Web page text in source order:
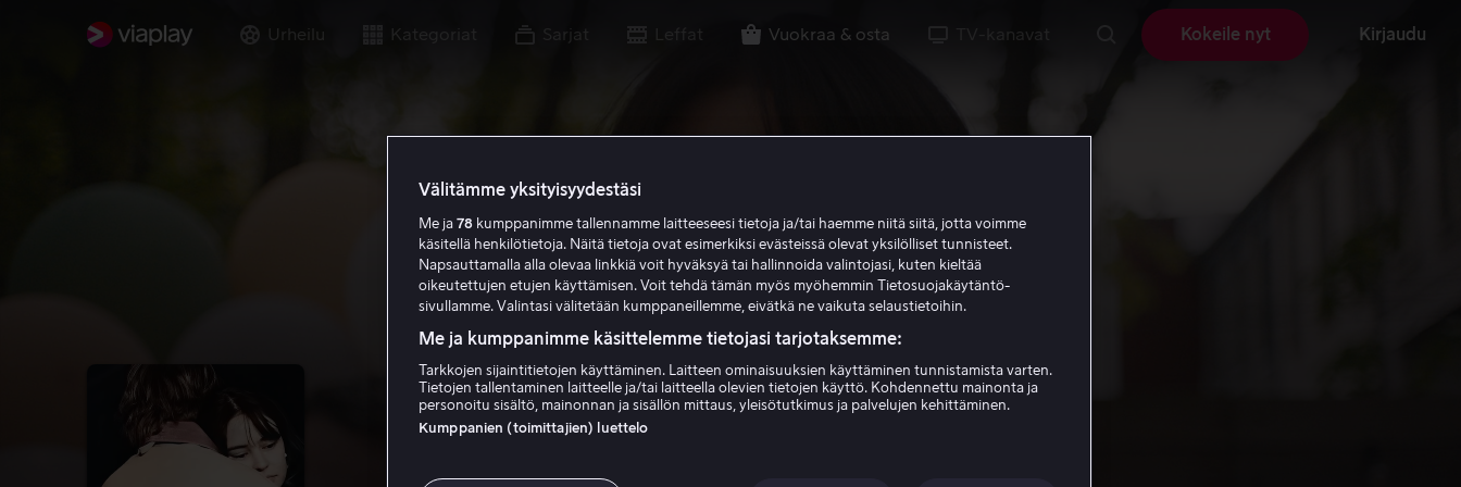
Urheilu Kategoriat Sarjat Leffat Vuokraa & osta TV-kanavat Kokeile nyt Kirjaudu
Välitämme yksityisyydestäsi
Me ja 78 kumppanimme tallennamme laitteeseesi tietoja ja/tai haemme niitä siitä, jotta voimme
käsitellä henkilötietoja. Näitä tietoja ovat esimerkiksi evästeissä olevat yksilölliset tunnisteet.
Napsauttamalla alla olevaa linkkiä voit hyväksyä tai hallinnoida valintojasi, kuten kieltää
oikeutettujen etujen käyttämisen. Voit tehdä tämän myös myöhemmin Tietosuojakäytäntö-
sivullamme. Valintasi välitetään kumppaneillemme, eivätkä ne vaikuta selaustietoihin.
Me ja kumppanimme käsittelemme tietojasi tarjotaksemme:
Tarkkojen sijaintitietojen käyttäminen. Laitteen ominaisuuksien käyttäminen tunnistamista varten.
Tietojen tallentaminen laitteelle ja/tai laitteella olevien tietojen käyttö. Kohdennettu mainonta ja
personoitu sisältö, mainonnan ja sisällön mittaus, yleisötutkimus ja palvelujen kehittäminen.
Kumppanien (toimittajien) luettelo